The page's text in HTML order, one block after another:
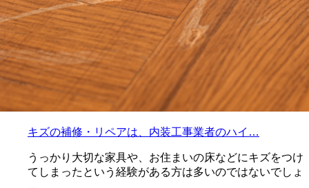
キズの補修・リペアは、内装工事業者のハイ…
うっかり大切な家具や、お住まいの床などにキズをつけ
てしまったという経験がある方は多いのではないでしょ
…